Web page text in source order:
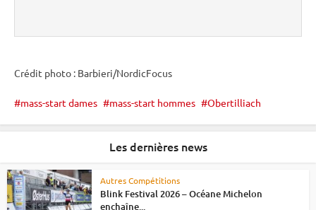
Crédit photo : Barbieri/NordicFocus
mass-start dames mass-start hommes Obertilliach
Les dernières news
Autres Compétitions
Blink Festival 2026 – Océane Michelon
enchaîne...